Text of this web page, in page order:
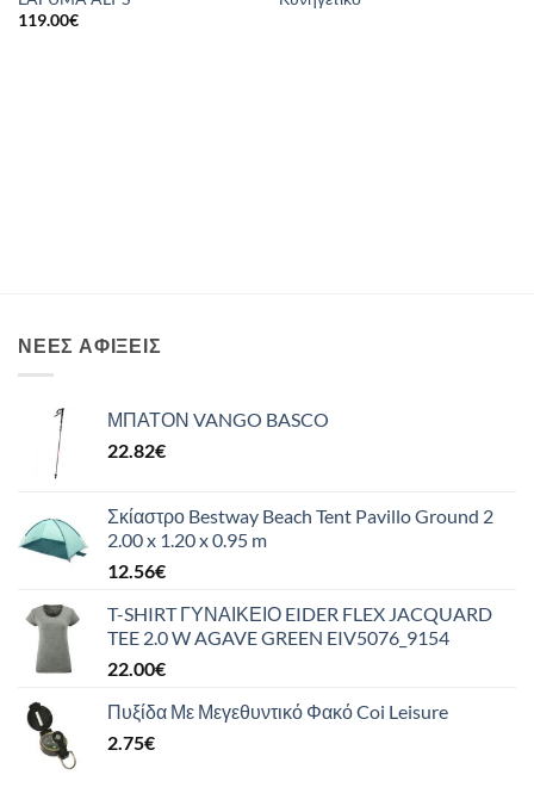
119.00€
ΝΈΕΣ ΑΦΊΞΕΙΣ
ΜΠΑΤΟΝ VANGO BASCO
22.82€
Σκίαστρο Bestway Beach Tent Pavillo Ground 2
2.00 x 1.20 x 0.95 m
12.56€
T-SHIRT ΓΥΝΑΙΚΕΙΟ EIDER FLEX JACQUARD
TEE 2.0 W AGAVE GREEN EIV5076_9154
22.00€
Πυξίδα Με Μεγεθυντικό Φακό Coi Leisure
2.75€